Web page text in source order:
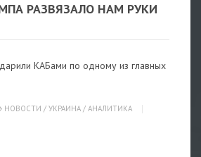
РАЗВЯЗАЛО НАМ РУКИ
КАБами по одному из главных
НОВОСТИ / УКРАИНА / АНАЛИТИКА